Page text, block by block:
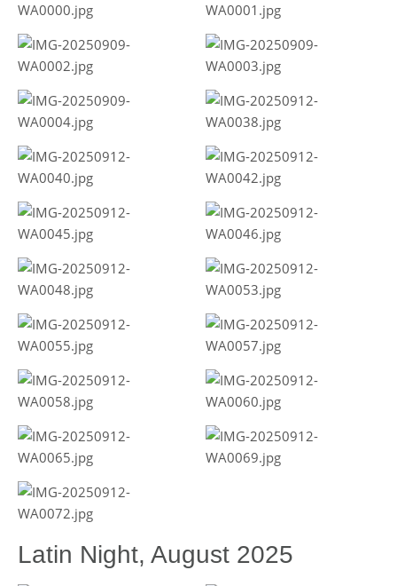
Latin Night, August 2025